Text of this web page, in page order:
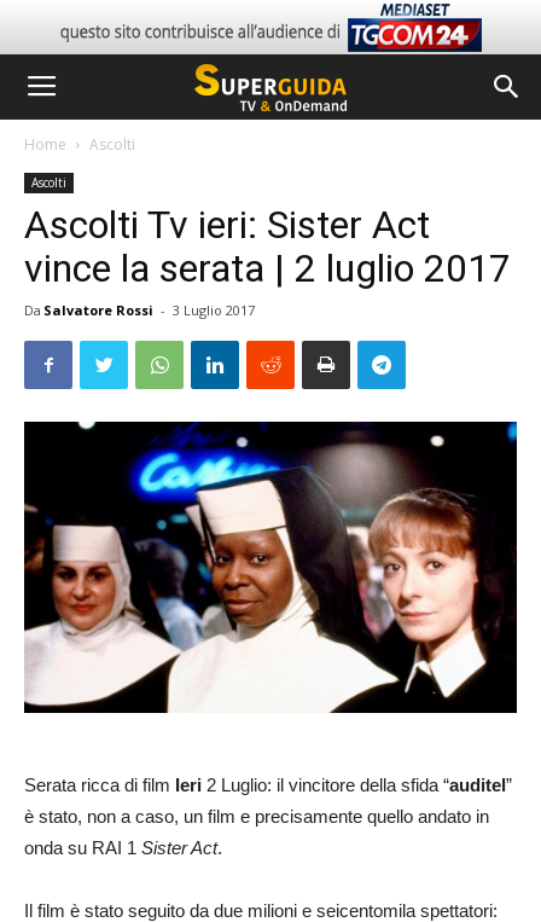
Home Ascolti
Ascolti
Ascolti Tv ieri: Sister Act
vince la serata | 2 luglio 2017
Da Salvatore Rossi - 3 Luglio 2017
Serata ricca di film Ieri 2 Luglio: il vincitore della sfida “auditel”
è stato, non a caso, un film e precisamente quello andato in
onda su RAI 1 Sister Act.
Il film è stato seguito da due milioni e seicentomila spettatori: